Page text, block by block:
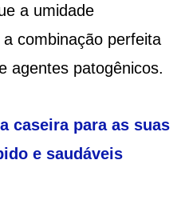
a umidade
combinação perfeita
agentes patogênicos.
caseira para as suas
e saudáveis